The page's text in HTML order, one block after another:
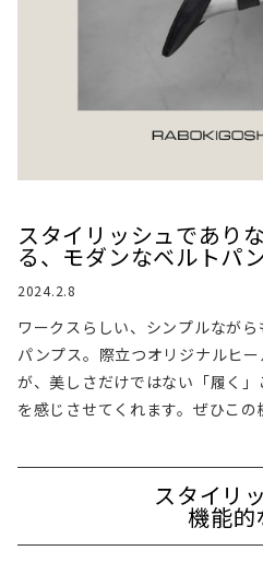
スタイリッシュであり
る、モダンなベルトパ
2024.2.8
ワークスらしい、シンプルなが
パンプス。際立つオリジナルヒ
が、美しさだけではない「履く
を感じさせてくれます。ぜひこの
スタイリ
機能的